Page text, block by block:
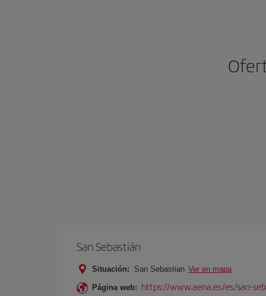
San Sebastián
Situación: San Sebastian Ver en mapa
Página web: https://www.aena.es/es/san-